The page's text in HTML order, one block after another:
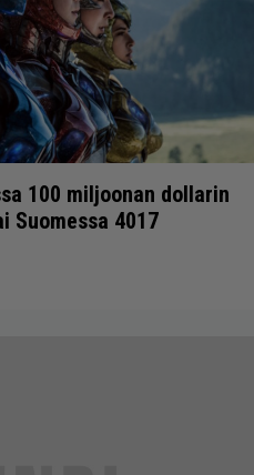
100 miljoonan dollarin
Suomessa 4017